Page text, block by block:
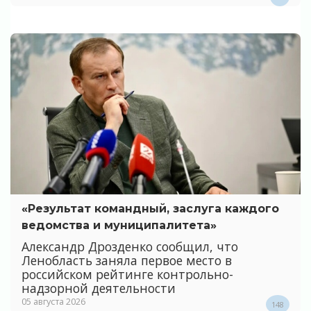
«Результат командный, заслуга каждого
ведомства и муниципалитета»
Александр Дрозденко сообщил, что
Ленобласть заняла первое место в
российском рейтинге контрольно-
надзорной деятельности
05 августа 2026 148